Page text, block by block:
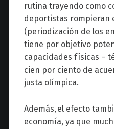
rutina trayendo como
deportistas rompieran
(periodización de los
tiene por objetivo
capacidades físicas –
cien por ciento de
justa olímpica.
Además, el efecto
economía, ya que